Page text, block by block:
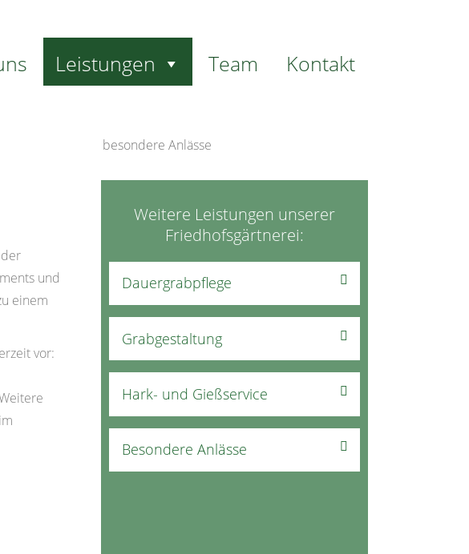
Leistungen Team Kontakt
und
einem
vor:
Weitere Leistungen unserer
Friedhofsgärtnerei:
Dauergrabpflege
Grabgestaltung
Hark- und Gießservice
Besondere Anlässe